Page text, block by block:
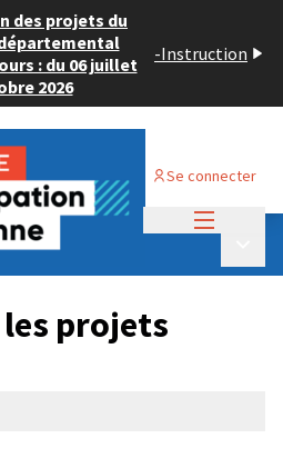
des projets du
: du 06 juillet
2026
-Instruction
Se connecter
2024
projets